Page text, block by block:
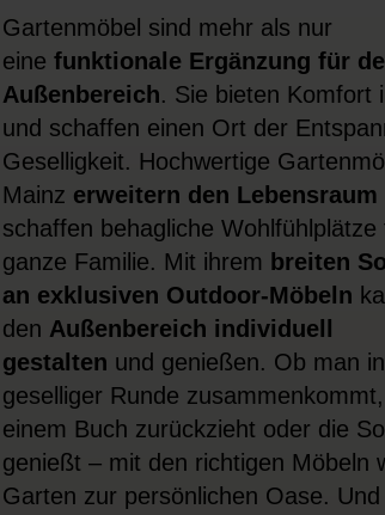
Gartenmöbel sind mehr als nur
eine funktionale Ergänzung für
Außenbereich. Sie bieten Komfort
und schaffen einen Ort der
Geselligkeit. Hochwertige
Mainz erweitern den Lebensraum
schaffen behagliche Wohlfühlplätze
ganze Familie. Mit ihrem breiten
an exklusiven Outdoor-Möbeln
den Außenbereich individuell
gestalten und genießen. Ob man in
geselliger Runde
einem Buch zurückzieht oder die
genießt – mit den richtigen Möbeln
Garten zur persönlichen Oase.